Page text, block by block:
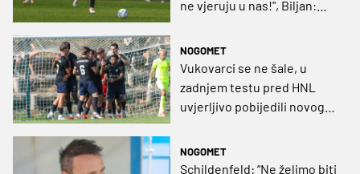
ne vjeruju u nas!", Biljan:
NOGOMET
Vukovarci se ne šale, u
zadnjem testu pred HNL
uvjerljivo pobijedili novog
NOGOMET
Schildenfeld: “Ne želimo biti